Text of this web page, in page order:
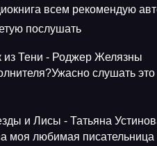
всем рекомендую
послушать
из Тени - Роджер Желязны
слушать это
и Лисы - Татьяна
моя любимая писательница